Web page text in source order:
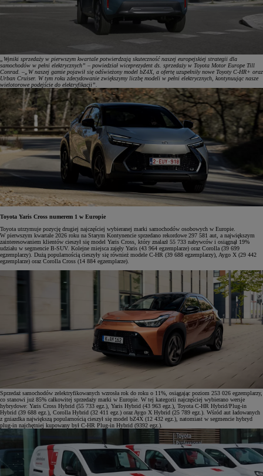
„Wyniki sprzedaży w pierwszym kwartale potwierdzają skuteczność naszej europejskiej strategii dla
samochodów w pełni elektrycznych” – powiedział wiceprezydent ds. sprzedaży w Toyota Motor Europe Till
Conrad. –„W naszej gamie pojawił się odświeżony model bZ4X, a ofertę uzupełniły nowe Toyoty C-HR+ oraz
Urban Cruiser. W tym roku zdecydowanie zwiększymy liczbę modeli w pełni elektrycznych, kontynuując nasze
wielotorowe podejście do elektryfikacji”.
Toyota Yaris Cross numerem 1 w Europie
Toyota utrzymuje pozycję drugiej najczęściej wybieranej marki samochodów osobowych w Europie.
W pierwszym kwartale 2026 roku na Starym Kontynencie sprzedano rekordowe 297 581 aut, a największym
zainteresowaniem klientów cieszył się model Yaris Cross, który znalazł 55 733 nabywców i osiągnął 19%
udziału w segmencie B-SUV. Kolejne miejsca zajęły Yaris (43 964 egzemplarze) oraz Corolla (39 699
egzemplarzy). Dużą popularnością cieszyły się również modele C-HR (39 688 egzemplarzy), Aygo X (29 442
egzemplarze) oraz Corolla Cross (14 884 egzemplarze).
Sprzedaż samochodów zelektryfikowanych wzrosła rok do roku o 11%, osiągając poziom 253 026 egzemplarzy,
co stanowi już 85% całkowitej sprzedaży marki w Europie. W tej kategorii najczęściej wybierano wersje
hybrydowe: Yaris Cross Hybrid (55 733 egz.), Yaris Hybrid (43 963 egz.), Toyota C-HR Hybrid/Plug-in
Hybrid (39 688 egz.), Corolla Hybrid (32 411 egz.) oraz Aygo X Hybrid (25 789 egz.). Wśród aut ładowanych
z gniazdka największą popularnością cieszył się model bZ4X (12 432 egz.), natomiast w segmencie hybryd
plug-in najchętniej kupowany był C-HR Plug-in Hybrid (9392 egz.).